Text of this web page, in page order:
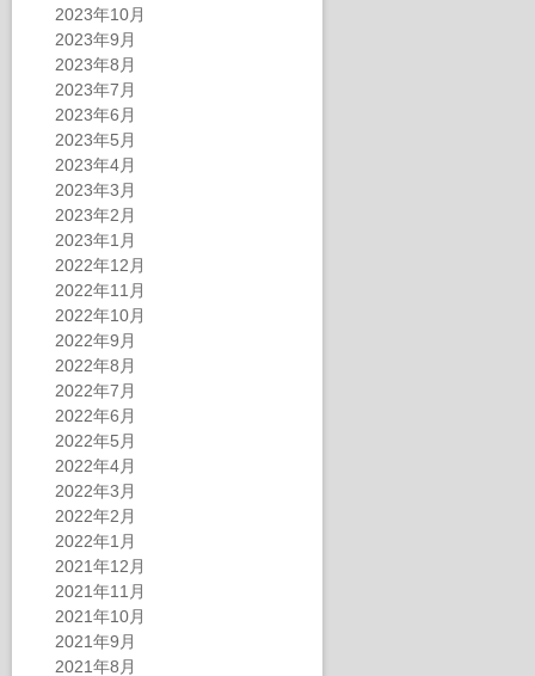
2023年10月
2023年9月
2023年8月
2023年7月
2023年6月
2023年5月
2023年4月
2023年3月
2023年2月
2023年1月
2022年12月
2022年11月
2022年10月
2022年9月
2022年8月
2022年7月
2022年6月
2022年5月
2022年4月
2022年3月
2022年2月
2022年1月
2021年12月
2021年11月
2021年10月
2021年9月
2021年8月